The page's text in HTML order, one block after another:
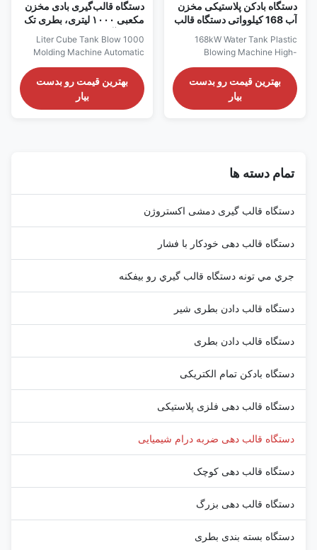
دستگاه بادکن پلاستیکی مخزن
آب 168 کیلوواتی دستگاه قالب
168kW Water Tank Plastic
Blowing Machine High-
layer and 3-layer plastic water
tank extrusion blow molding
machine designed for superior
Value Voltage 380V Clamping
...
بهترین قیمت رو بدست
بیار
دستگاه قالب‌گیری بادی مخزن
مکعبی ۱۰۰۰ لیتری، بطری تک
1000 Liter Cube Tank Blow
Molding Machine Automatic
Tank Blow Molding Machine
for efficient HDPE/PC/PP
processing with premium
بهترین قیمت رو بدست
بیار
تمام دسته ها
دستگاه قالب گیری دمشی اکستروژن
دستگاه قالب دهی خودکار با فشار
جري مي تونه دستگاه قالب گيري رو بيفکنه
دستگاه قالب دادن بطری شیر
دستگاه قالب دادن بطری
دستگاه بادکن تمام الکتریکی
دستگاه قالب دهی فلزی پلاستیکی
دستگاه قالب دهی ضربه درام شیمیایی
دستگاه قالب دهی کوچک
دستگاه قالب دهی بزرگ
دستگاه بسته بندی بطری